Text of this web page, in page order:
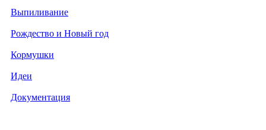
Выпиливание
Рождество и Новый год
Кормушки
Идеи
Документация